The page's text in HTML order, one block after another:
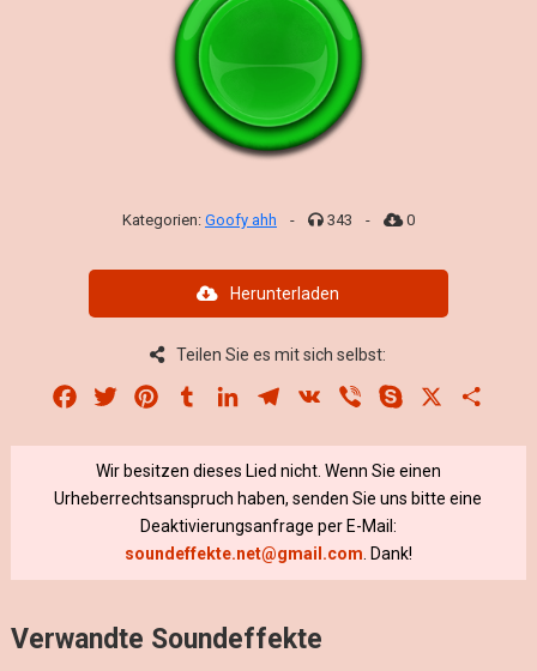
Kategorien: Goofy ahh - 343 - 0
Herunterladen
Teilen Sie es mit sich selbst:
Facebook
Twitter PinterestTumblrLinkedInTelegram
VK Viber Skype
Wir besitzen dieses Lied nicht. Wenn Sie einen
Urheberrechtsanspruch haben, senden Sie uns bitte eine
Deaktivierungsanfrage per E-Mail:
soundeffekte.net@gmail.com . Dank!
Verwandte Soundeffekte